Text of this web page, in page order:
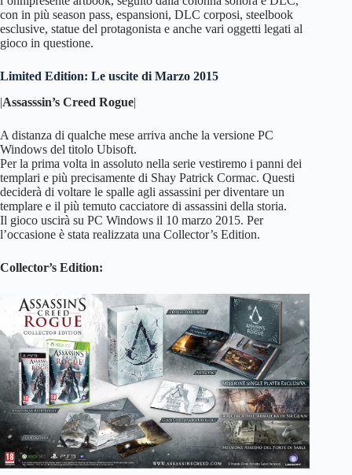
con in più season pass, espansioni, DLC corposi, steelbook
esclusive, statue del protagonista e anche vari oggetti legati al
gioco in questione.
Limited Edition: Le uscite di Marzo 2015
|Assasssin’s Creed Rogue|
A distanza di qualche mese arriva anche la versione PC
Windows del titolo Ubisoft.
Per la prima volta in assoluto nella serie vestiremo i panni dei
templari e più precisamente di Shay Patrick Cormac. Questi
deciderà di voltare le spalle agli assassini per diventare un
templare e il più temuto cacciatore di assassini della storia.
Il gioco uscirà su PC Windows il 10 marzo 2015. Per
l’occasione è stata realizzata una Collector’s Edition.
Collector’s Edition: